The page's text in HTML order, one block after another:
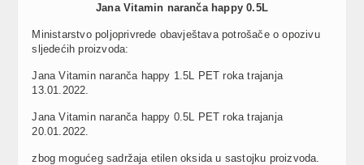
Jana Vitamin naranča happy 0.5L
Ministarstvo poljoprivrede obavještava potrošače o opozivu
sljedećih proizvoda:
Jana Vitamin naranča happy 1.5L PET roka trajanja
13.01.2022.
Jana Vitamin naranča happy 0.5L PET roka trajanja
20.01.2022.
zbog mogućeg sadržaja etilen oksida u sastojku proizvoda.